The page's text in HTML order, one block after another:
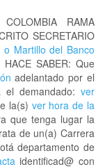
RAMA
SECRETARIO
Martillo del Banco
HACE SABER: Que
adelantado por el
el demandado: ver
la(s) ver hora de la
que tenga lugar la
de un(a) Carrera
departamento de
identificad@ con